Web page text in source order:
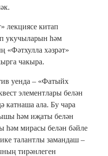
лекциясе китап
укучыларын һәм
хәзрәт»
чакыра.
уенда – «Фатыйх
элементлары белән
катнаша ала. Бу чара
һәм иҗаты белән
мирасы белән бәйле
талантлы замандаш –
тирәнлеген